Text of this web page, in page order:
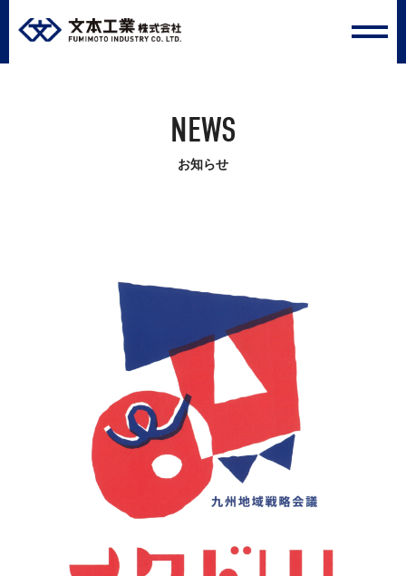
文本工業について
施工事例
NEWS
お知らせ
RECRUIT
採用情報
SDGs
NEWS
お知らせ